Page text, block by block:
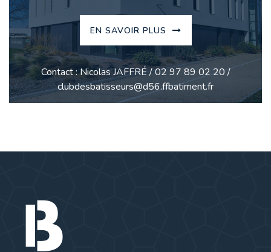
EN SAVOIR PLUS
Contact : Nicolas JAFFRÉ / 02 97 89 02 20 /
clubdesbatisseurs@d56.ffbatiment.fr